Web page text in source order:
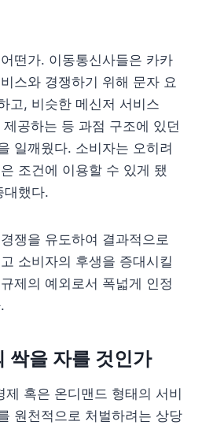
떤가. 이동통신사들은 카카
스와 경쟁하기 위해 문자 요
고, 비슷한 메신저 서비스
공하는 등 과점 구조에 있던
일깨웠다. 소비자는 오히려
조건에 이용할 수 있게 됐
대했다.
쟁을 유도하여 결과적으로
소비자의 후생을 증대시킬
제의 예외로서 폭넓게 인정
싹을 자를 것인가
제 혹은 온디맨드 형태의 서비
원천적으로 처벌하려는 상당